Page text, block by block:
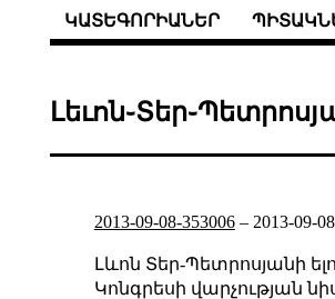
ԿԱՏԵԳՈՐԻԱՆԵՐ
2013-09-08-353006– 2013-09-08
Լևոն Տեր-Պետրոսյանի
Կոնգրեսի վարչության